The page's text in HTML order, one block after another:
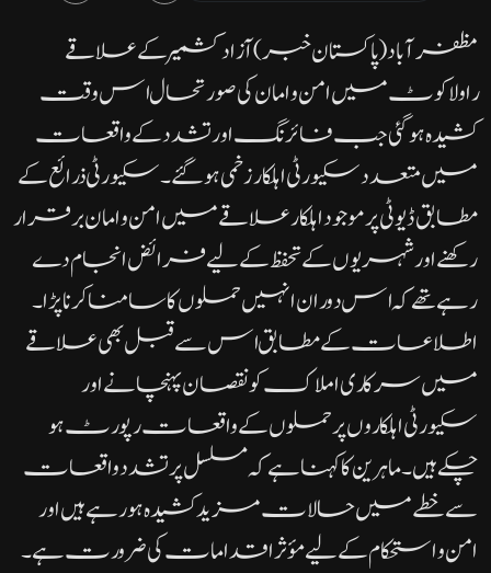
مظفرآباد(پاکستان خبر) آزاد کشمیر کے علاقے
راولاکوٹ میں امن و امان کی صورتحال اس وقت
کشیدہ ہو گئی جب فائرنگ اور تشدد کے واقعات
میں متعدد سکیورٹی اہلکار زخمی ہو گئے۔سکیورٹی ذرائع کے
مطابق ڈیوٹی پر موجود اہلکار علاقے میں امن و امان برقرار
رکھنے اور شہریوں کے تحفظ کے لیے فرائض انجام دے
رہے تھے کہ اس دوران انہیں حملوں کا سامنا کرنا پڑا۔
اطلاعات کے مطابق اس سے قبل بھی علاقے
میں سرکاری املاک کو نقصان پہنچانے اور
سکیورٹی اہلکاروں پر حملوں کے واقعات رپورٹ ہو
چکے ہیں۔ماہرین کا کہنا ہے کہ مسلسل پرتشدد واقعات
سے خطے میں حالات مزید کشیدہ ہو رہے ہیں اور
امن و استحکام کے لیے مؤثر اقدامات کی ضرورت ہے۔